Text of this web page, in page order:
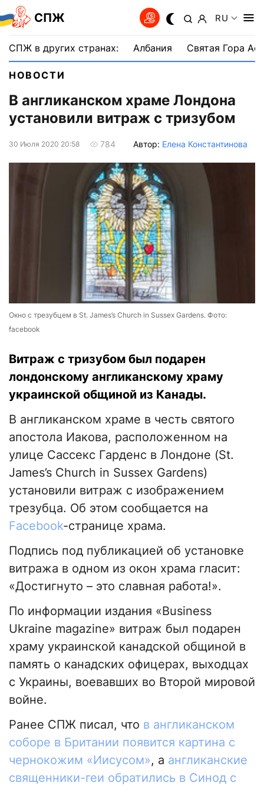
СПЖ RU
СПЖ в других странах: Албания Святая Гора
НОВОСТИ
В англиканском храме Лондона
установили витраж с тризубом
30 Июля 2020 20:58 784 Автор: Елена Константинова
Окно с трезубцем в St. James’s Church in Sussex Gardens. Фото:
facebook
Витраж с тризубом был подарен
лондонскому англиканскому храму
украинской общиной из Канады.
В англиканском храме в честь святого
апостола Иакова, расположенном на
улице Сассекс Гарденс в Лондоне (St.
James’s Church in Sussex Gardens)
установили витраж с изображением
трезубца. Об этом сообщается на
Facebook-странице храма.
Подпись под публикацией об установке
витража в одном из окон храма гласит:
«Достигнуто – это славная работа!».
По информации издания «Business
Ukraine magazine» витраж был подарен
храму украинской канадской общиной в
память о канадских офицерах, выходцах
с Украины, воевавших во Второй мировой
войне.
Ранее СПЖ писал, что в англиканском
соборе в Британии появится картина с
чернокожим «Иисусом», а англиканские
священники-геи обратились в Синод с